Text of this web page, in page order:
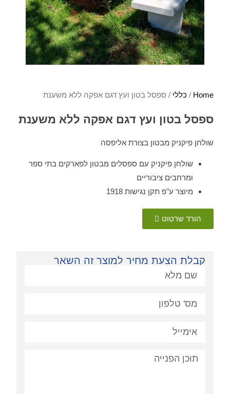
Home
/ כללי / ספסל בטון ועץ דגם אפקה ללא משענת
ספסל בטון ועץ דגם אפקה ללא משענת
שולחן פיקניק מבטון בצורת אליפסה
שולחן פיקניק עם ספסלים מבטון לפארקים בתי ספר
ומרחבים ציבוריים
מיוצר ע"פ תקן נגישות 1918
הורד שרטוט
קבלת הצעת מחיר למוצר זה השאר
פניה: